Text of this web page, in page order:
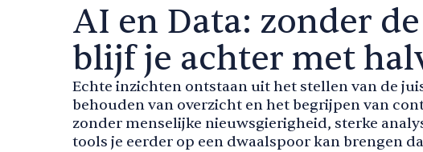
AI en Data: zonder
blijf je achter met
Echte inzichten ontstaan uit het stellen van de
behouden van overzicht en het begrijpen van
zonder menselijke nieuwsgierigheid, sterke
tools je eerder op een dwaalspoor kan brengen